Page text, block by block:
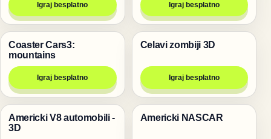
Igraj besplatno Igraj besplatno
Igre
Coaster Cars3:
mountains
Igraj besplatno
Pucanje
Celavi zombiji 3D
Igraj besplatno
Trke
Americki V8 automobili -
3D
Trke
Americki NASCAR